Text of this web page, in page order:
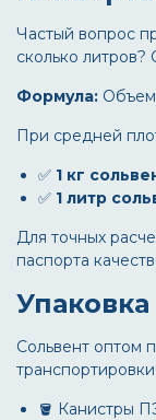
Частый вопрос
сколько литров?
Формула: Объем
При средней
✅ 1 кг
✅ 1 литр
Для точных
паспорта
Сольвент оптом
🪣 Канистры